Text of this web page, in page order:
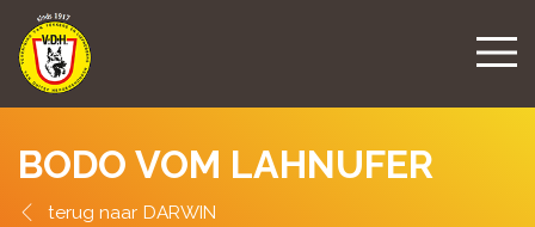
BODO VOM LAHNUFER
DARWIN